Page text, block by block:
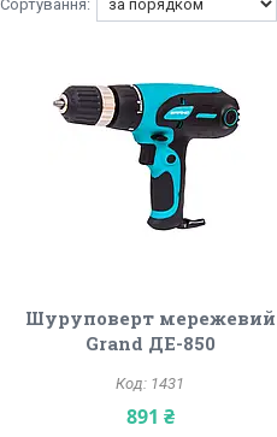
Шуруповерт мережевий
Grand ДЕ-850
1431
891 ₴